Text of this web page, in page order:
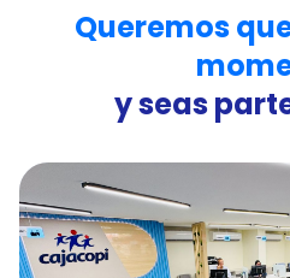
Queremos
y seas